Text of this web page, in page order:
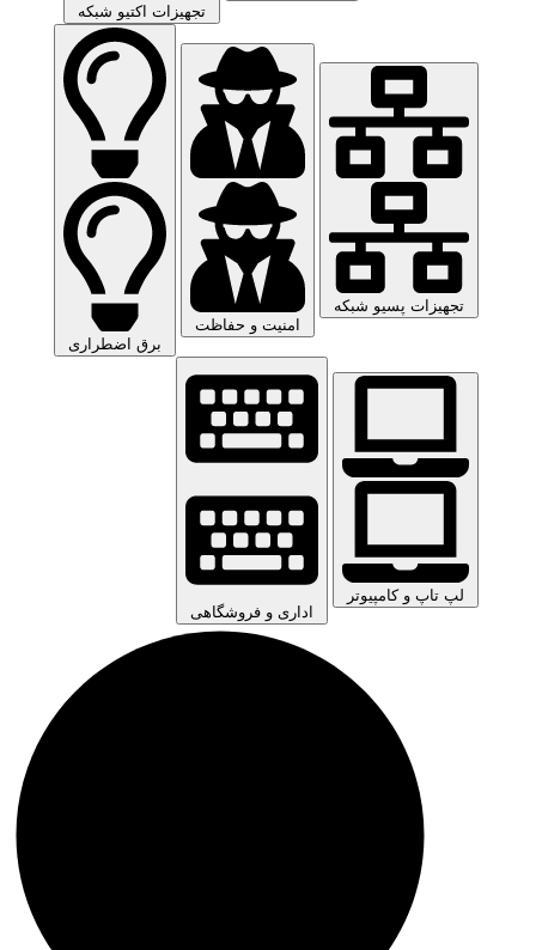
تجهیزات اکتیو شبکه
تجهیزات پسیو شبکه
امنیت و حفاظت
برق اضطراری
لپ تاپ و کامپیوتر
اداری و فروشگاهی